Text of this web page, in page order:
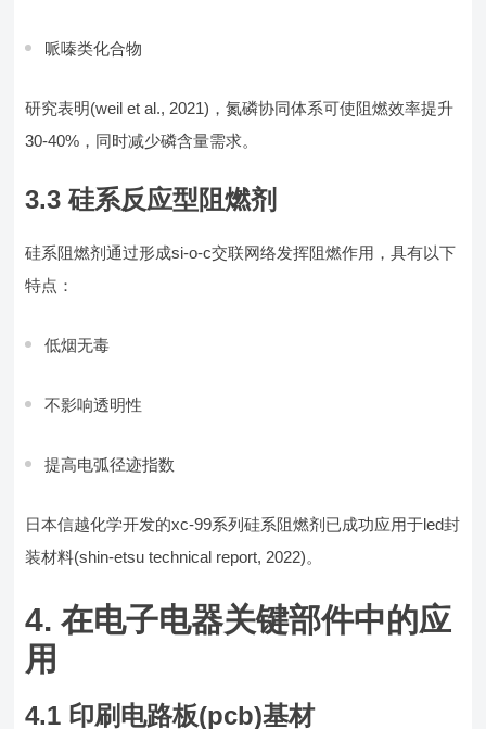
哌嗪类化合物
研究表明(weil et al., 2021)，氮磷协同体系可使阻燃效率提升
30-40%，同时减少磷含量需求。
3.3 硅系反应型阻燃剂
硅系阻燃剂通过形成si-o-c交联网络发挥阻燃作用，具有以下
特点：
低烟无毒
不影响透明性
提高电弧径迹指数
日本信越化学开发的xc-99系列硅系阻燃剂已成功应用于led封
装材料(shin-etsu technical report, 2022)。
4. 在电子电器关键部件中的应
用
4.1 印刷电路板(pcb)基材